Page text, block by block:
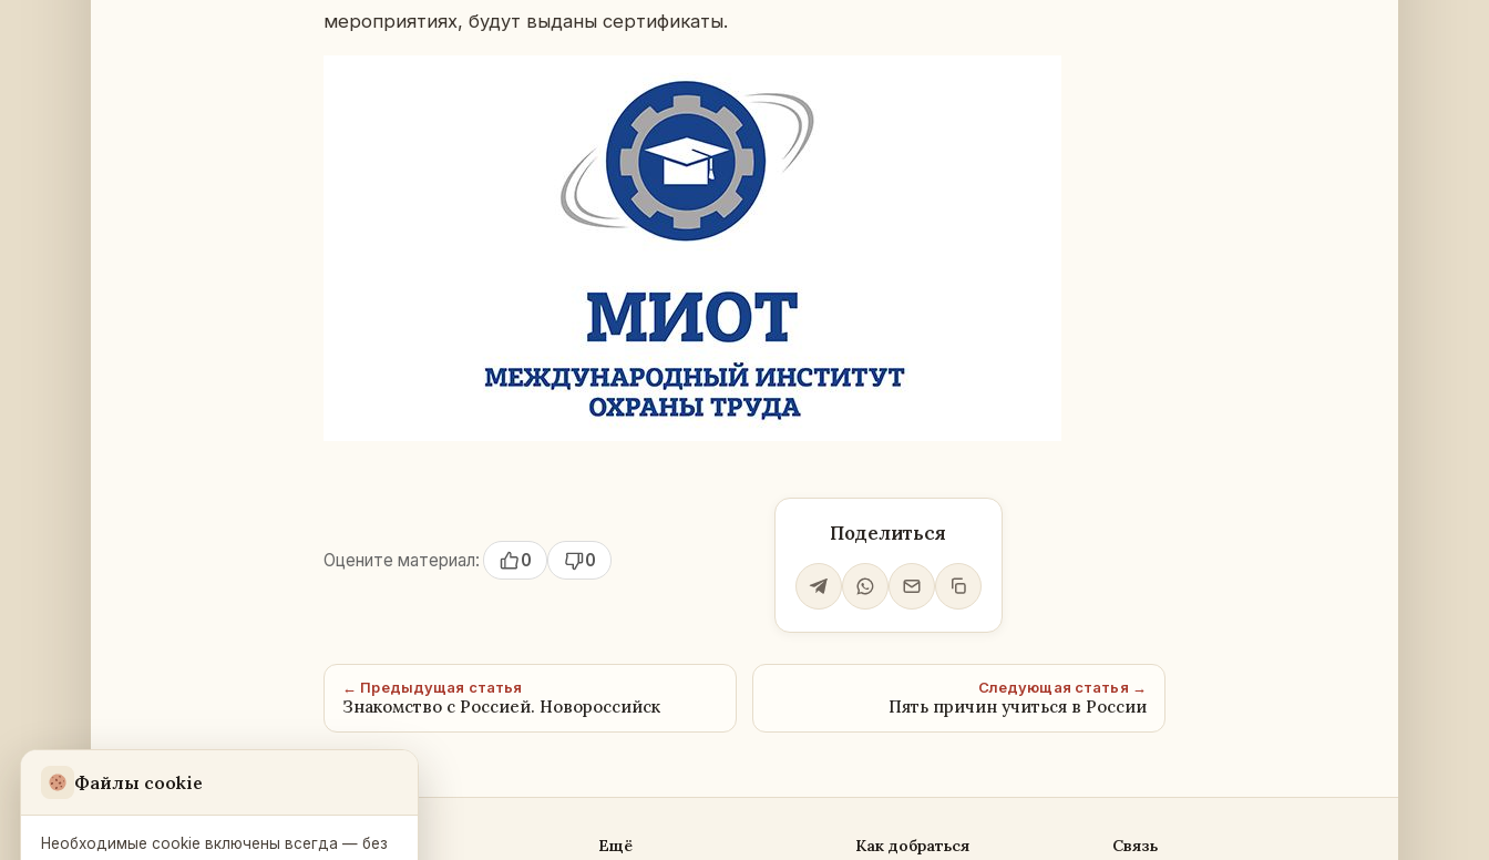
ме­ро­при­я­ти­ях, будут выданы сер­ти­фи­ка­ты.
Оцените материал: 0 0
Поделиться
← Предыдущая статья
Знакомство с Россией. Новороссийск
Следующая статья →
Пять причин учиться в России
Русский Дом Разделы Ещё Как добраться Связь
Файлы cookie
Необходимые cookie включены всегда — без